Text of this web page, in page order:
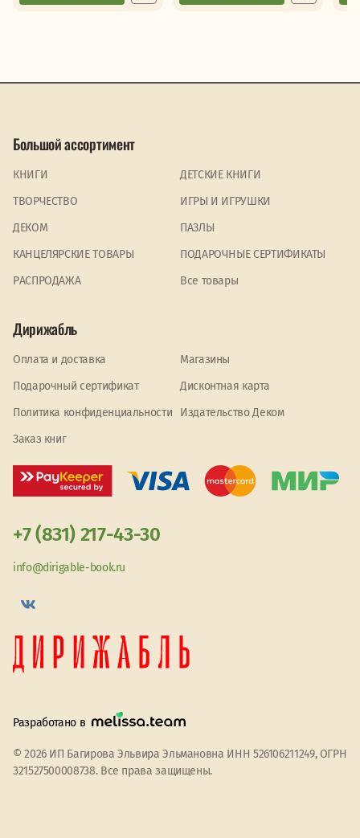
Большой ассортимент
КНИГИ
ДЕТСКИЕ КНИГИ
ТВОРЧЕСТВО
ИГРЫ И ИГРУШКИ
ДЕКОМ
ПАЗЛЫ
КАНЦЕЛЯРСКИЕ ТОВАРЫ
ПОДАРОЧНЫЕ СЕРТИФИКАТЫ
PАСПРОДАЖА
Все товары
Дирижабль
Оплата и доставка
Магазины
Подарочный сертификат
Дисконтная карта
Политика конфиденциальности
Издательство Деком
Заказ книг
+7 (831) 217-43-30
info@dirigable-book.ru
Разработано в
© 2026 ИП Багирова Эльвира Эльмановна ИНН 526106211249, ОГРН
321527500008738. Все права защищены.